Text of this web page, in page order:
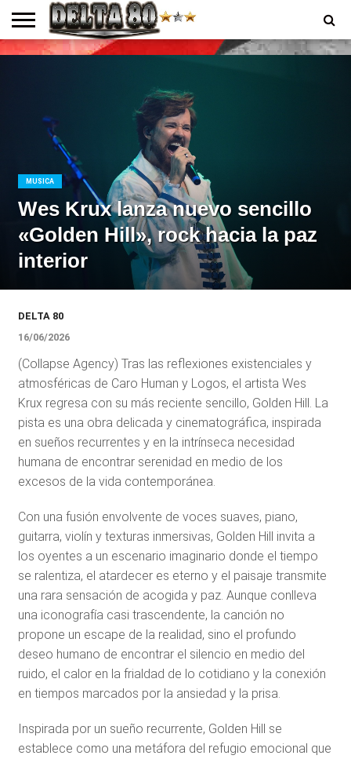
ENTREVISTAS
MUSICA
Wes Krux lanza nuevo sencillo
«Golden Hill», rock hacia la paz
interior
DELTA 80
16/06/2026
(Collapse Agency) Tras las reflexiones existenciales y
atmosféricas de Caro Human y Logos, el artista Wes
Krux regresa con su más reciente sencillo, Golden Hill. La
pista es una obra delicada y cinematográfica, inspirada
en sueños recurrentes y en la intrínseca necesidad
humana de encontrar serenidad en medio de los
excesos de la vida contemporánea.
Con una fusión envolvente de voces suaves, piano,
guitarra, violín y texturas inmersivas, Golden Hill invita a
los oyentes a un escenario imaginario donde el tiempo
se ralentiza, el atardecer es eterno y el paisaje transmite
una rara sensación de acogida y paz. Aunque conlleva
una iconografía casi trascendente, la canción no
propone un escape de la realidad, sino el profundo
deseo humano de encontrar el silencio en medio del
ruido, el calor en la frialdad de lo cotidiano y la conexión
en tiempos marcados por la ansiedad y la prisa.
Inspirada por un sueño recurrente, Golden Hill se
establece como una metáfora del refugio emocional que